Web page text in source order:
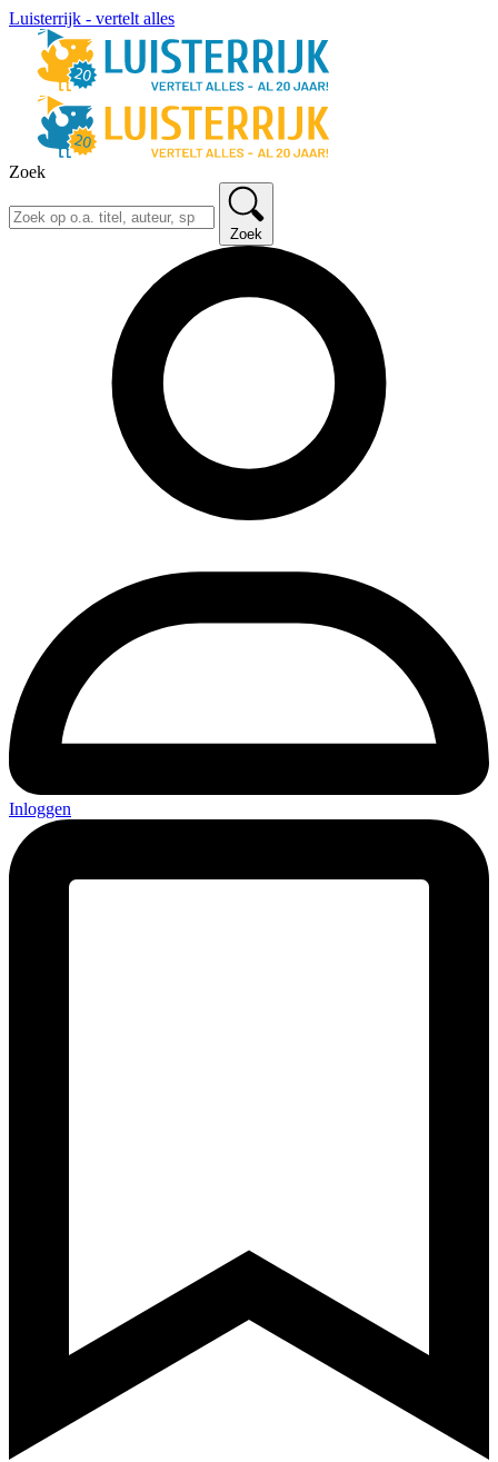
Luisterrijk - vertelt alles
Zoek
Zoek
Inloggen